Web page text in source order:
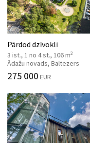
Pārdod dzīvokli
3 ist., 1 no 4 st., 106 m2
Ādažu novads, Baltezers
275 000 EUR